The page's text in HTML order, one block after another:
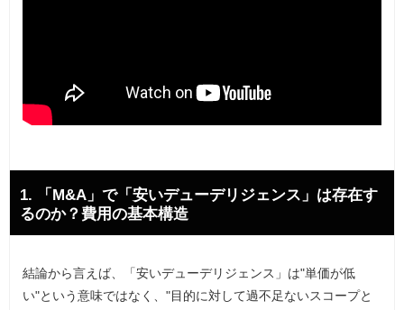
1. 「M&A」で「安いデューデリジェンス」は存在す
るのか？費用の基本構造
結論から言えば、「安いデューデリジェンス」は"単価が低
い"という意味ではなく、"目的に対して過不足ないスコープと